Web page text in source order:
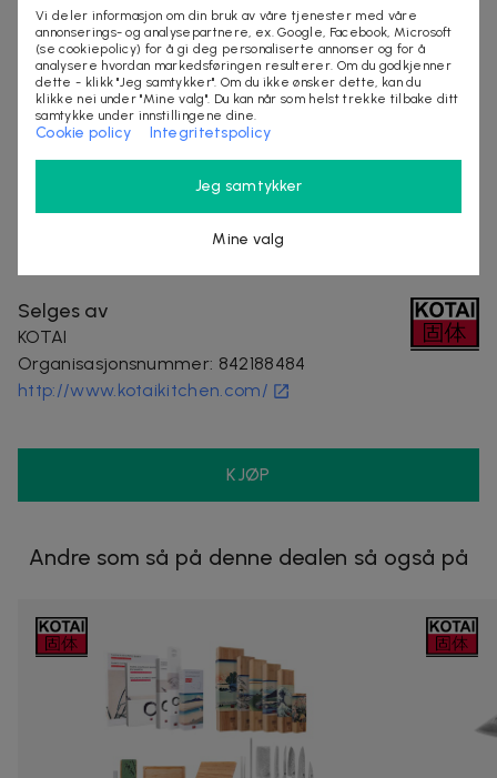
Vedlikehold
Ikke kutt på harde overflater (metall, keramikk,
marmor). Bruk et skjærebrett av tre eller myk plast.
Ikke kutt bein eller frossen mat. Håndvask og tørk
raskt etter bruk. Ikke vask i oppvaskmaskin, ikke
Selges av
KOTAI
Organisasjonsnummer: 842188484
http://www.kotaikitchen.com/
KJØP
Andre som så på denne dealen så også på
Vi deler informasjon om din bruk av våre tjenester med våre
annonserings- og analysepartnere, ex. Google, Facebook, Microsoft
(se cookiepolicy) for å gi deg personaliserte annonser og for å
analysere hvordan markedsføringen resulterer. Om du godkjenner
dette - klikk "Jeg samtykker". Om du ikke ønsker dette, kan du
klikke nei under "Mine valg". Du kan når som helst trekke tilbake ditt
samtykke under innstillingene dine.
Cookie policy Integritetspolicy
Jeg samtykker
Mine valg